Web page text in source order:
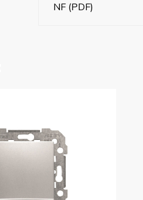
NF (PDF)